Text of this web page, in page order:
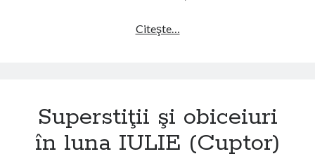
n
M
Citeşte…
s
i
Superstiţii şi obiceiuri
în luna IULIE (Cuptor)